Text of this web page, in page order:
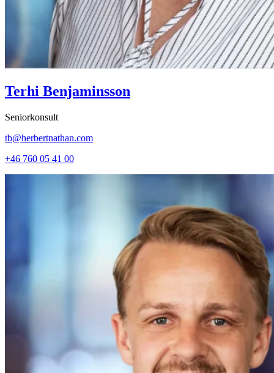
Terhi Benjaminsson
Seniorkonsult
tb@herbertnathan.com
+46 760 05 41 00